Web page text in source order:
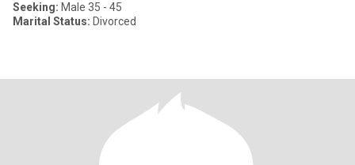
Seeking: Male 35 - 45
Marital Status: Divorced